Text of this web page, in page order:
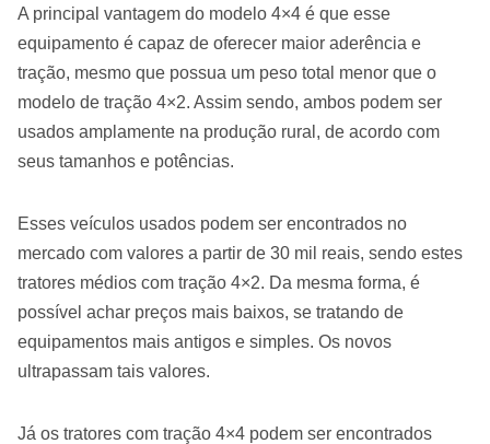
A principal vantagem do modelo 4×4 é que esse
equipamento é capaz de oferecer maior aderência e
tração, mesmo que possua um peso total menor que o
modelo de tração 4×2. Assim sendo, ambos podem ser
usados amplamente na produção rural, de acordo com
seus tamanhos e potências.
Esses veículos usados podem ser encontrados no
mercado com valores a partir de 30 mil reais, sendo estes
tratores médios com tração 4×2. Da mesma forma, é
possível achar preços mais baixos, se tratando de
equipamentos mais antigos e simples. Os novos
ultrapassam tais valores.
Já os tratores com tração 4×4 podem ser encontrados